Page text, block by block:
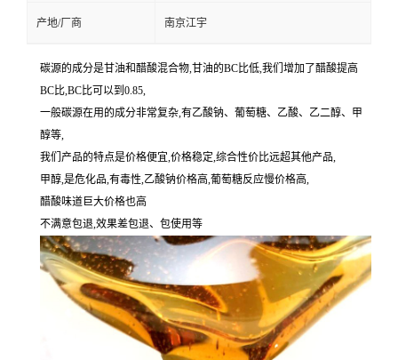
产地/厂商 南京江宇
碳源的成分是甘油和醋酸混合物,甘油的BC比低,我们增加了醋酸提高
BC比,BC比可以到0.85,
一般碳源在用的成分非常复杂,有乙酸钠、葡萄糖、乙酸、乙二醇、甲
醇等,
我们产品的特点是价格便宜,价格稳定,综合性价比远超其他产品,
甲醇,是危化品,有毒性,乙酸钠价格高,葡萄糖反应慢价格高,
醋酸味道巨大价格也高
不满意包退,效果差包退、包使用等